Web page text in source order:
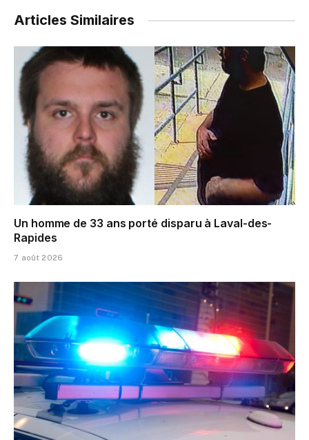
Articles Similaires
Un homme de 33 ans porté disparu à Laval-des-
Rapides
7 août 2026